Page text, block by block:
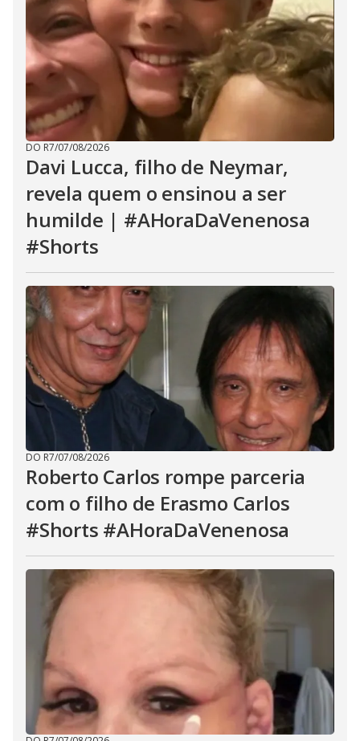
DO R7/07/08/2026
Davi Lucca, filho de Neymar,
revela quem o ensinou a ser
humilde | #AHoraDaVenenosa
#Shorts
DO R7/07/08/2026
Roberto Carlos rompe parceria
com o filho de Erasmo Carlos
#Shorts #AHoraDaVenenosa